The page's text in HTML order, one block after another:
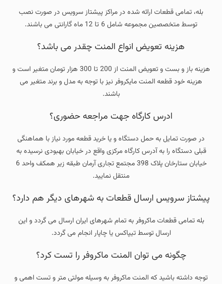
بله، تمامی قطعات ارائه شده در مراکز پیشتاز سرویس در صورت نصب
توسط متخصصین مجموعه شامل 6 تا 12 ماه گارانتی می باشند.
هزینه تعویض انواع المنت چقدر می باشد؟
هزینه باز و بست و تعویض المنت از 200 تا 300 هزار تومان متغیر است و
هزینه خود قطعه المنت مایکروفر نیز با توجه به مدل و برند متغیر می
باشند.
ادرس کارگاه جهت مراجعه حضوری؟
در صورت تمایل به حمل دستگاه و یا خرید قطعه مورد نیاز با هماهنگی
قبلی دستگاه را به آدرس کارگاه مرکزی واقع در خیابان بهبودی نرسیده به
خیابان ستارخان پلاک 398 مجتمع تجاری آرمان طبقه زیر همکف واحد 6
منتقل نمایید.
پیشتاز سرویس ارسال قطعات به شهرهای دیگر هم دارد؟
بله تمامی قطعات ماکروفر به تمام شهرهای ایران ارسال می گردد و این
ارسال توسط تیپاکس یا چاپار انجام می گردد.
چگونه می توان المنت ماکروفر را تست کرد؟
توجه داشته باشید که المنت ماکروفر به وسیله مولتی متر و تست اهمی و